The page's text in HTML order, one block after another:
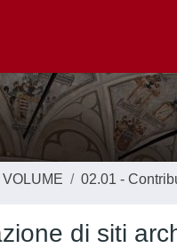
02.01 -
di siti